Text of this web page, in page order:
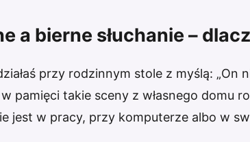
a bierne słuchanie –
przy rodzinnym stole z myślą: „On
pamięci takie sceny z własnego domu
jest w pracy, przy komputerze albo w